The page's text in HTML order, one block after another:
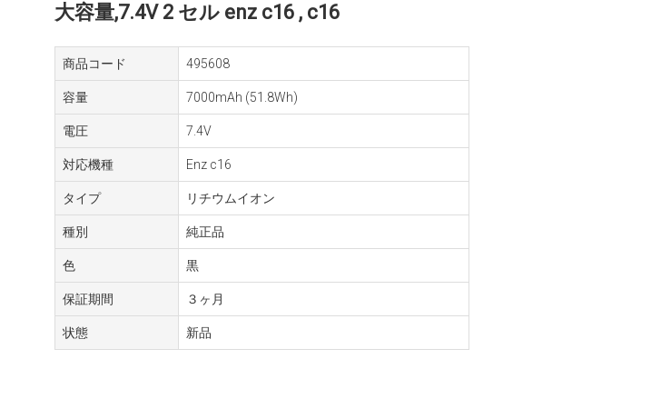
大容量,7.4V 2 セル enz c16 , c16
商品コード 495608
容量 7000mAh (51.8Wh)
電圧 7.4V
対応機種 Enz c16
タイプ リチウムイオン
種別 純正品
色 黒
保証期間 ３ヶ月
状態 新品